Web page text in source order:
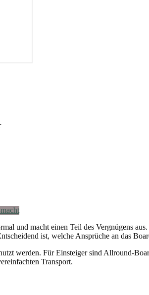
und macht einen Teil des Vergnügens
ist, welche Ansprüche an das
werden. Für Einsteiger sind Allround-
Transport.